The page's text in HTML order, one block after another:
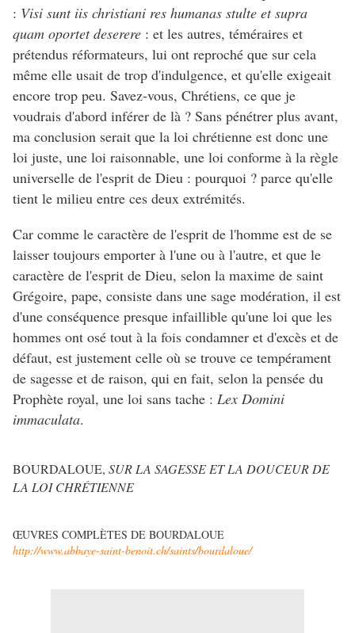
: Visi sunt iis christiani res humanas stulte et supra
quam oportet deserere : et les autres, téméraires et
prétendus réformateurs, lui ont reproché que sur cela
même elle usait de trop d'indulgence, et qu'elle exigeait
encore trop peu. Savez-vous, Chrétiens, ce que je
voudrais d'abord inférer de là ? Sans pénétrer plus avant,
ma conclusion serait que la loi chrétienne est donc une
loi juste, une loi raisonnable, une loi conforme à la règle
universelle de l'esprit de Dieu : pourquoi ? parce qu'elle
tient le milieu entre ces deux extrémités.
Car comme le caractère de l'esprit de l'homme est de se
laisser toujours emporter à l'une ou à l'autre, et que le
caractère de l'esprit de Dieu, selon la maxime de saint
Grégoire, pape, consiste dans une sage modération, il est
d'une conséquence presque infaillible qu'une loi que les
hommes ont osé tout à la fois condamner et d'excès et de
défaut, est justement celle où se trouve ce tempérament
de sagesse et de raison, qui en fait, selon la pensée du
Prophète royal, une loi sans tache : Lex Domini
immaculata.
BOURDALOUE, SUR LA SAGESSE ET LA DOUCEUR DE
LA LOI CHRÉTIENNE
ŒUVRES COMPLÈTES DE BOURDALOUE
http://www.abbaye-saint-benoit.ch/saints/bourdaloue/